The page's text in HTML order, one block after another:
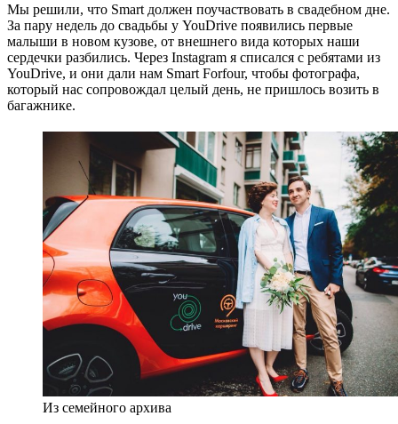
Мы решили, что Smart должен поучаствовать в свадебном дне.
За пару недель до свадьбы у YouDrive появились первые
малыши в новом кузове, от внешнего вида которых наши
сердечки разбились. Через Instagram я списался с ребятами из
YouDrive, и они дали нам Smart Forfour, чтобы фотографа,
который нас сопровождал целый день, не пришлось возить в
багажнике.
Из семейного архива